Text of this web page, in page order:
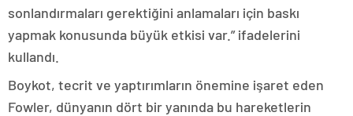
sonlandırmaları gerektiğini anlamaları için baskı
yapmak konusunda büyük etkisi var.” ifadelerini
kullandı.
Boykot, tecrit ve yaptırımların önemine işaret eden
Fowler, dünyanın dört bir yanında bu hareketlerin